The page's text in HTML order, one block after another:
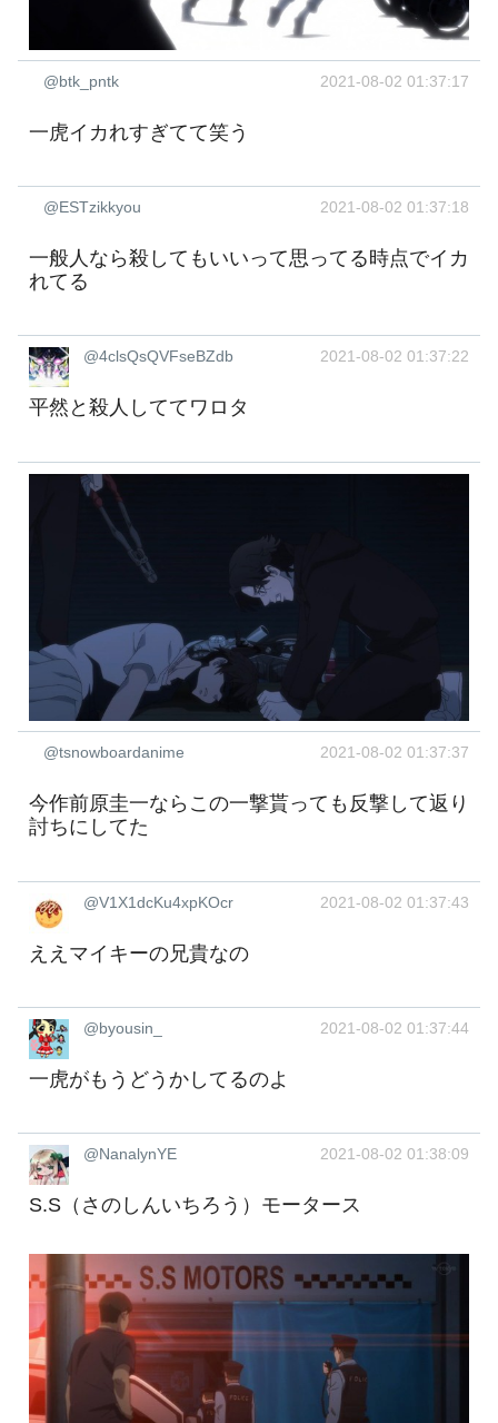
@btk_pntk 2021-08-02 01:37:17
一虎イカれすぎてて笑う
@ESTzikkyou 2021-08-02 01:37:18
一般人なら殺してもいいって思ってる時点でイカ
れてる
@4clsQsQVFseBZdb 2021-08-02 01:37:22
平然と殺人しててワロタ
@tsnowboardanime 2021-08-02 01:37:37
今作前原圭一ならこの一撃貰っても反撃して返り
討ちにしてた
@V1X1dcKu4xpKOcr 2021-08-02 01:37:43
ええマイキーの兄貴なの
@byousin_ 2021-08-02 01:37:44
一虎がもうどうかしてるのよ
@NanalynYE 2021-08-02 01:38:09
S.S（さのしんいちろう）モータース